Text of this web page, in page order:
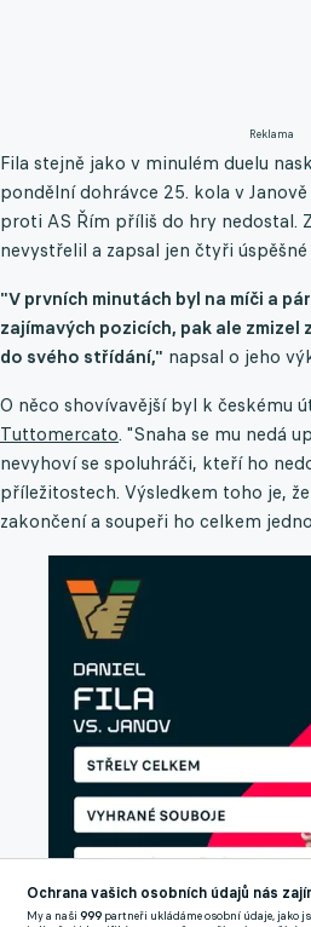
Reklama
Fila stejně jako v minulém duelu
pondělní dohrávce 25. kola v
proti AS Řím příliš do hry nedostal.
nevystřelil a zapsal jen čtyři
"V prvních minutách byl na míči a
zajímavých pozicích, pak ale zmizel
do svého střídání," napsal o jeho
O něco shovívavější byl k českému
Tuttomercato. "Snaha se mu nedá
nevyhoví se spoluhráči, kteří ho
příležitostech. Výsledkem toho je,
zakončení a soupeři ho celkem
Ochrana vašich osobních údajů nás
My a naši999 partneři ukládáme osobní údaje, jako